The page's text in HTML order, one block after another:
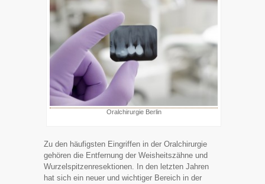
Oralchirurgie Berlin
Zu den häufigsten Eingriffen in der Oralchirurgie
gehören die Entfernung der Weisheitszähne und
Wurzelspitzenresektionen. In den letzten Jahren
hat sich ein neuer und wichtiger Bereich in der